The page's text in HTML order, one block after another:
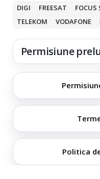
DIGI FREESAT FOCUS
TELEKOM
VODAFONE
Permisiune
Politica